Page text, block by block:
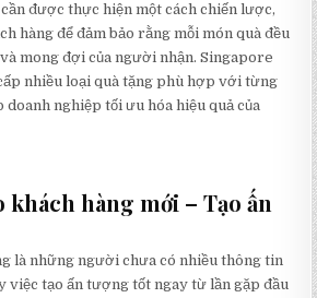
được thực hiện một cách chiến lược,
hàng để đảm bảo rằng mỗi món quà đều
mong đợi của người nhận. Singapore
nhiều loại quà tặng phù hợp với từng
doanh nghiệp tối ưu hóa hiệu quả của
khách hàng mới – Tạo ấn
là những người chưa có nhiều thông tin
việc tạo ấn tượng tốt ngay từ lần gặp đầu